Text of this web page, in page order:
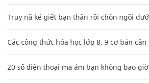
Truy nã kẻ giết bạn thân rồi chôn ngồi
Các công thức hóa học lớp 8, 9 cơ bản
20 số điện thoại ma ám bạn không bao